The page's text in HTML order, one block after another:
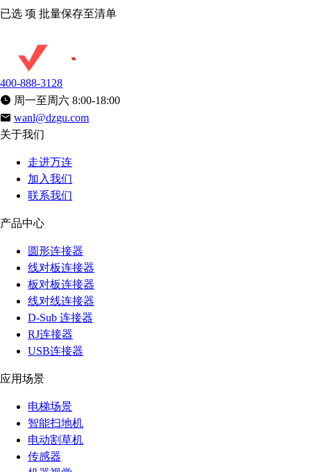
已选 项 批量保存至清单
400-888-3128
周一至周六 8:00-18:00
wanl@dzgu.com
关于我们
走进万连
加入我们
联系我们
产品中心
圆形连接器
线对板连接器
板对板连接器
线对线连接器
D-Sub 连接器
RJ连接器
USB连接器
应用场景
电梯场景
智能扫地机
电动割草机
传感器